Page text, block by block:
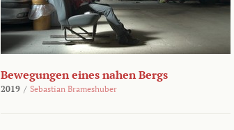
Bewegungen eines nahen Bergs
2019 / Sebastian Brameshuber